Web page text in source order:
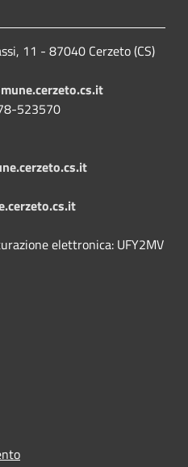
11 - 87040 Cerzeto (CS)
523570
elettronica: UFY2MV